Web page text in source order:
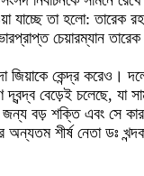
যাচ্ছে তা হলো:
চেয়ারম্যান
জিয়াকে কেন্দ্র
দ্বন্দ্ব বেড়েই চলেছে,
বড় শক্তি এবং সে
অন্যতম শীর্ষ নেতা